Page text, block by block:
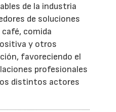
de la industria
de soluciones
comida
y otros
favoreciendo el
profesionales
distintos actores